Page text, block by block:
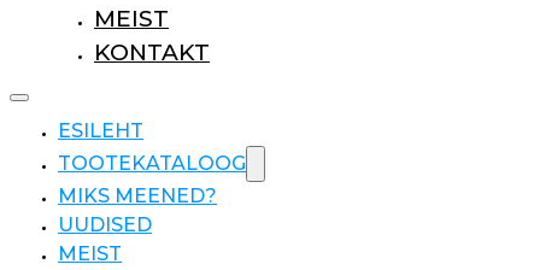
MEIST
KONTAKT
ESILEHT
TOOTEKATALOOG
MIKS MEENED?
UUDISED
MEIST